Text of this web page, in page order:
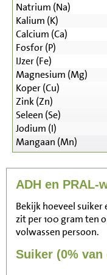
Natrium (Na)
Kalium (K)
Calcium (Ca)
Fosfor (P)
IJzer (Fe)
Magnesium (Mg)
Koper (Cu)
Zink (Zn)
Seleen (Se)
Jodium (I)
Mangaan (Mn)
ADH en PRAL-
Bekijk hoeveel
zit per 100 gram ten
volwassen persoon.
Suiker (0% van